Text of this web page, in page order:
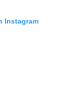
Instagram